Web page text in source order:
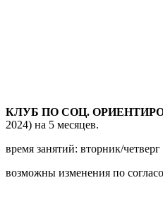
КЛУБ ПО СОЦ.
2024) на 5 месяцев.
время занятий: вторник/
возможны изменения по